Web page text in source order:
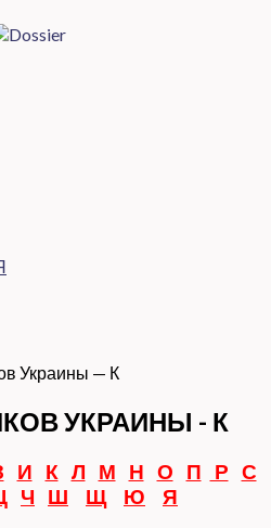
Украины — К
УКРАИНЫ - К
И К Л М Н О П Р С
Ч Ш Щ Ю Я